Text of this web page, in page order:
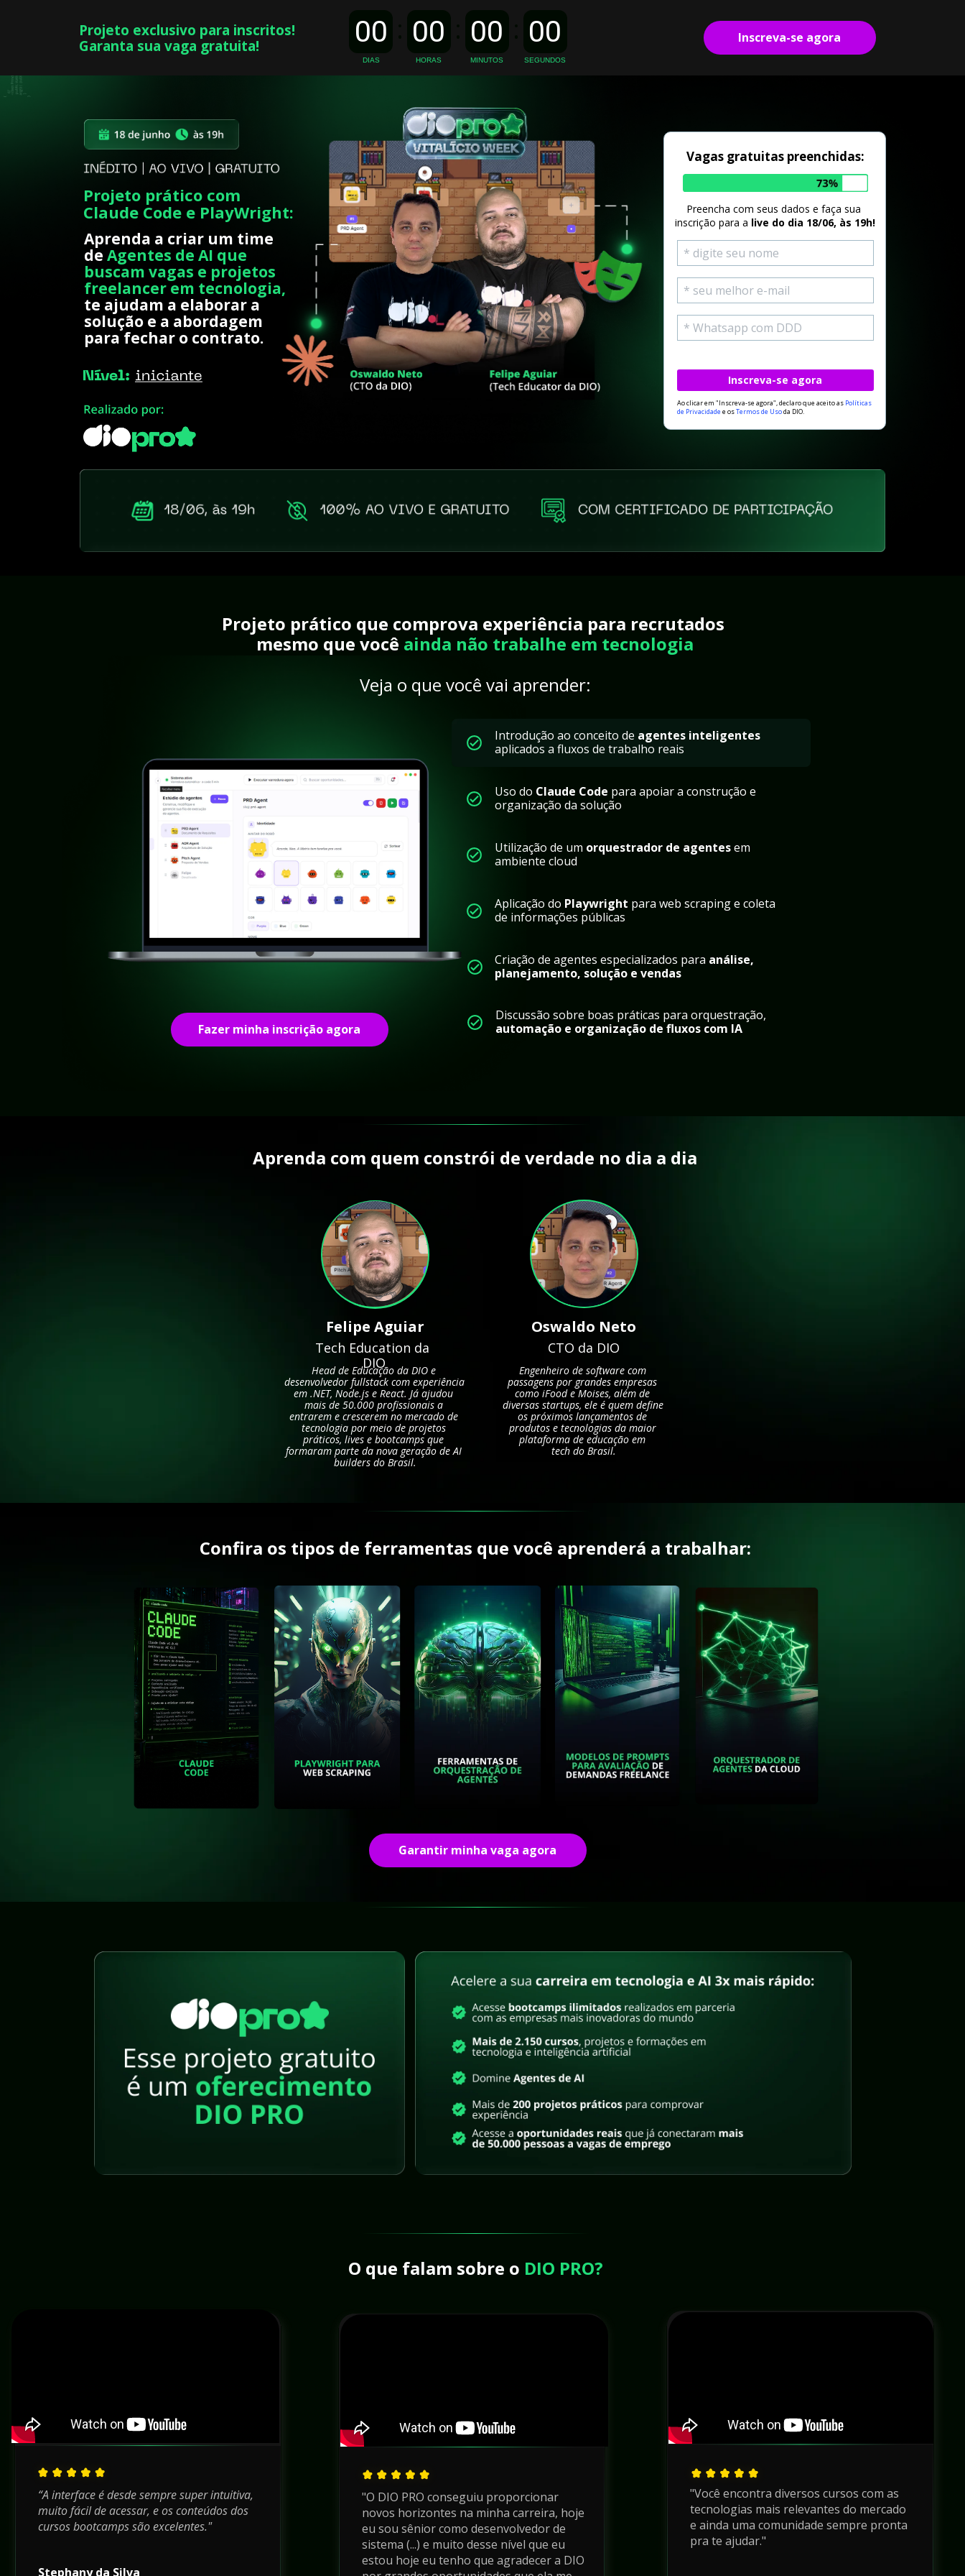
DIAS HORAS MINUTOS SEGUNDOS
00 00 00 00 Inscreva-se agora
Projeto exclusivo para inscritos!
Garanta sua vaga gratuita!
Vagas gratuitas preenchidas:
Projeto prático com
Claude Code e PlayWright:
Preencha com seus dados e faça sua
inscrição para a live do dia 18/06, às 19h!
Aprenda a criar um time
de Agentes de AI que
buscam vagas e projetos
freelancer em tecnologia,
te ajudam a elaborar a
solução e a abordagem
para fechar o contrato.
Inscreva-se agora
Ao clicar em "Inscreva-se agora", declaro que aceito as Políticas
de Privacidade e os Termos de Uso da DIO.
Projeto prático que comprova experiência para recrutados
mesmo que você ainda não trabalhe em tecnologia
Veja o que você vai aprender:
Introdução ao conceito de agentes inteligentes
aplicados a fluxos de trabalho reais
Uso do Claude Code para apoiar a construção e
organização da solução
Utilização de um orquestrador de agentes em
ambiente cloud
Aplicação do Playwright para web scraping e coleta
de informações públicas
Criação de agentes especializados para análise,
planejamento, solução e vendas
automação e organização de fluxos com IA
Fazer minha inscrição agora
Aprenda com quem constrói de verdade no dia a dia
Oswaldo Neto
Felipe Aguiar
CTO da DIO
Tech Education da
DIO
Head de Educação da DIO e
desenvolvedor fullstack com experiência
em .NET, Node.js e React. Já ajudou
mais de 50.000 profissionais a
entrarem e crescerem no mercado de
tecnologia por meio de projetos
práticos, lives e bootcamps que
formaram parte da nova geração de AI
builders do Brasil.
Engenheiro de software com
passagens por grandes empresas
como iFood e Moises, além de
diversas startups, ele é quem define
os próximos lançamentos de
produtos e tecnologias da maior
plataforma de educação em
tech do Brasil.
Confira os tipos de ferramentas que você aprenderá a trabalhar:
Garantir minha vaga agora
O que falam sobre o DIO PRO?
"Você encontra diversos cursos com as
tecnologias mais relevantes do mercado
e ainda uma comunidade sempre pronta
pra te ajudar."
“A interface é desde sempre super intuitiva,
muito fácil de acessar, e os conteúdos dos
cursos bootcamps são excelentes."
"O DIO PRO conseguiu proporcionar
novos horizontes na minha carreira, hoje
eu sou sênior como desenvolvedor de
sistema (...) e muito desse nível que eu
estou hoje eu tenho que agradecer a DIO
Stephany da Silva